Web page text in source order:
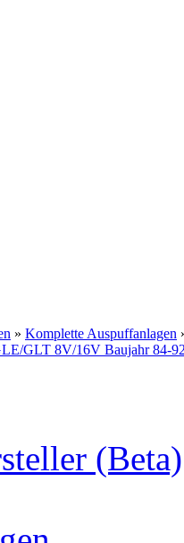
» Komplette Auspuffanlagen
GLT 8V/16V Baujahr 84-
(Beta)